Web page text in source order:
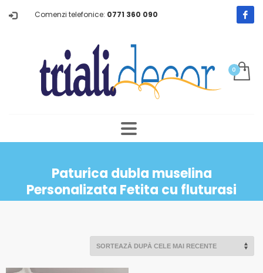
Comenzi telefonice: 0771 360 090
Paturica dubla muselina
Personalizata Fetita cu fluturasi